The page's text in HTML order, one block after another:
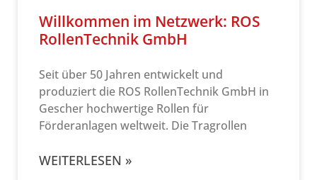
Willkommen im Netzwerk: ROS
RollenTechnik GmbH
Seit über 50 Jahren entwickelt und
produziert die ROS RollenTechnik GmbH in
Gescher hochwertige Rollen für
Förderanlagen weltweit. Die Tragrollen
WEITERLESEN »